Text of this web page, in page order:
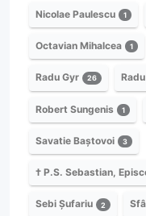
Nicolae Paulescu 1
Octavian Mihalcea 1
Radu Gyr 26
Robert Sungenis 1
Savatie Baștovoi 3
† P.S. Sebastian,
Sebi Șufariu 2